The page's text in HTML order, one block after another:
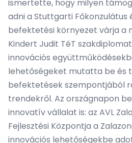
ismertette, hogy milyen
adni a Stuttgarti Főkonzulátus
befektetési környezet várja a
Kindert Judit TéT
innovációs
lehetőségeket mutatta be és
befektetések szempontjából
trendekről. Az országnapon
innovatív vállalat is: az AVL
Fejlesztési Központja a
innovációs lehetőségekbe